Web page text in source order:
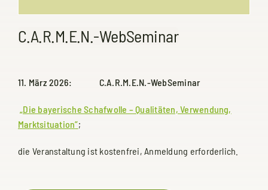
C.A.R.M.E.N.-WebSeminar
11. März 2026: C.A.R.M.E.N.-WebSeminar
„Die bayerische Schafwolle – Qualitäten, Verwendung,
Marktsituation”;
die Veranstaltung ist kostenfrei, Anmeldung erforderlich.